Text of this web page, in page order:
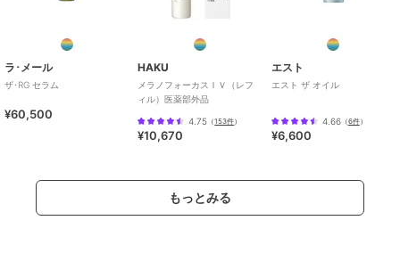
ラ･メール
ザ･RG セラム
¥60,500
HAKU
メラノフォーカスＩＶ（レフ
ィル）医薬部外品
4.75 （153件）
¥10,670
エスト
エスト ザ オイル
4.66（6件）
¥6,600
もっとみる